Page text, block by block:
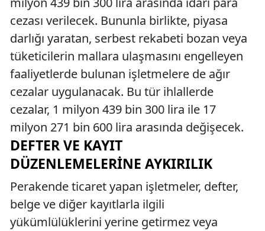
cezası verilecek. Bununla birlikte, piyasa
darlığı yaratan, serbest rekabeti bozan veya
tüketicilerin mallara ulaşmasını engelleyen
faaliyetlerde bulunan işletmelere de ağır
cezalar uygulanacak. Bu tür ihlallerde
cezalar, 1 milyon 439 bin 300 lira ile 17
milyon 271 bin 600 lira arasında değişecek.
DEFTER VE KAYIT
DÜZENLEMELERINE AYKIRILIK
Perakende ticaret yapan işletmeler, defter,
belge ve diğer kayıtlarla ilgili
yükümlülüklerini yerine getirmez veya